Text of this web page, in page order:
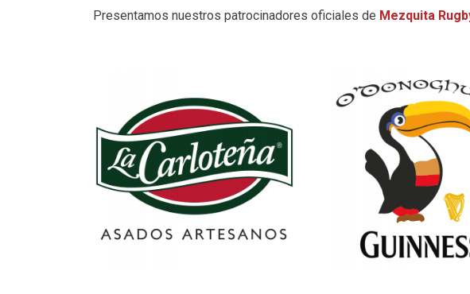
Presentamos nuestros patrocinadores oficiales de Mezquita